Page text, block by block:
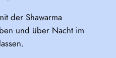
der Shawarma
und über Nacht im